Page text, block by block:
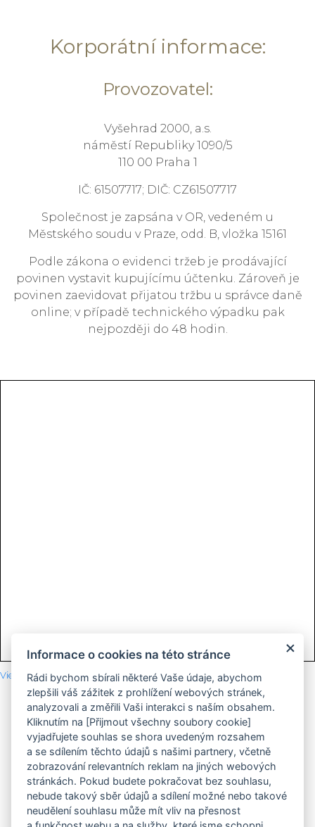
Korporátní informace:
Provozovatel:
Vyšehrad 2000, a.s.
náměstí Republiky 1090/5
110 00 Praha 1
IČ: 61507717; DIČ: CZ61507717
Společnost je zapsána v OR, vedeném u
Městského soudu v Praze, odd. B, vložka 15161
Podle zákona o evidenci tržeb je prodávající
povinen vystavit kupujícímu účtenku. Zároveň je
povinen zaevidovat přijatou tržbu u správce daně
online; v případě technického výpadku pak
nejpozději do 48 hodin.
View Larger Map Člen skupiny
Catering Vyšehrad 2000
Restaurace Obecní dům
Kavárna Obecní dům
Pivnice Obecní dům
Informace o cookies na této stránce
Rádi bychom sbírali některé Vaše údaje, abychom
zlepšili váš zážitek z prohlížení webových stránek,
analyzovali a změřili Vaši interakci s naším obsahem.
Kliknutím na [Přijmout všechny soubory cookie]
vyjadřujete souhlas se shora uvedeným rozsahem
a se sdílením těchto údajů s našimi partnery, včetně
zobrazování relevantních reklam na jiných webových
stránkách. Pokud budete pokračovat bez souhlasu,
nebude takový sběr údajů a sdílení možné nebo takové
neudělení souhlasu může mít vliv na přesnost